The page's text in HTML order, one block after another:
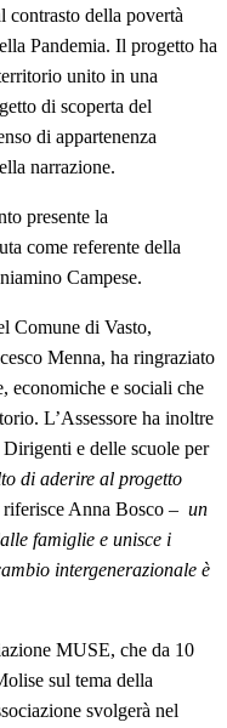
contrasto della povertà
Pandemia. Il progetto ha
unito in una
di scoperta del
di appartenenza
narrazione.
presente la
come referente della
Campese.
Comune di Vasto,
Menna, ha ringraziato
economiche e sociali che
L’Assessore ha inoltre
e delle scuole per
di aderire al progetto
riferisce Anna Bosco – un
famiglie e unisce i
intergenerazionale è
MUSE, che da 10
sul tema della
svolgerà nel